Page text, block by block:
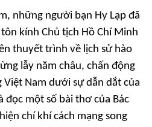
những người bạn Hy Lạp đã
kính Chủ tịch Hồ Chí Minh
thuyết trình về lịch sử hào
lẫy năm châu, chấn động
Việt Nam dưới sự dẫn dắt của
đọc một số bài thơ của Bác
chí khí cách mạng song